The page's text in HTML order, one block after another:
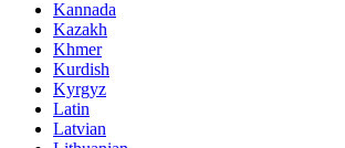
Kannada
Kazakh
Khmer
Kurdish
Kyrgyz
Latin
Latvian